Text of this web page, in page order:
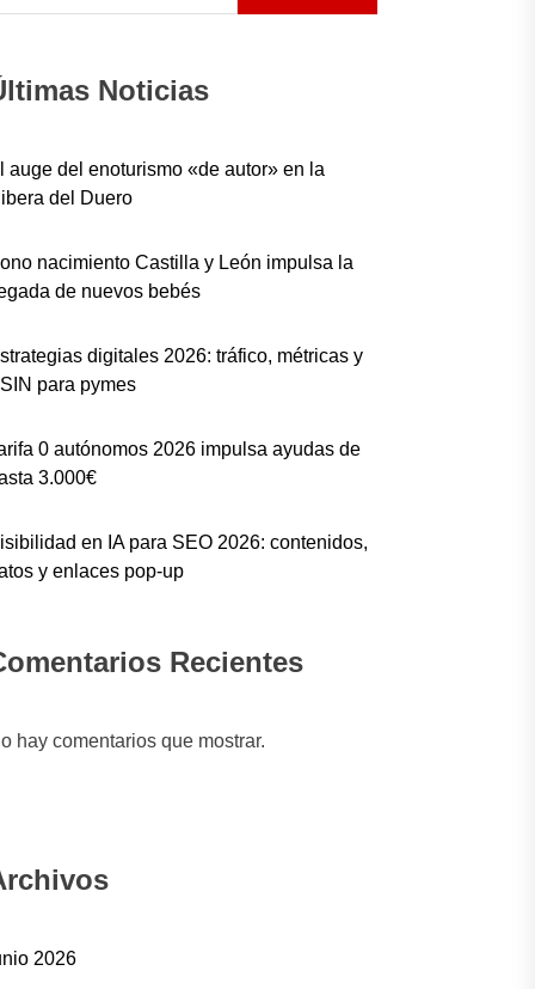
Noticias
auge del enoturismo «de autor» en la
del Duero
nacimiento Castilla y León impulsa la
de nuevos bebés
digitales 2026: tráfico, métricas y
para pymes
0 autónomos 2026 impulsa ayudas de
3.000€
en IA para SEO 2026: contenidos,
y enlaces pop-up
Recientes
hay comentarios que mostrar.
2026